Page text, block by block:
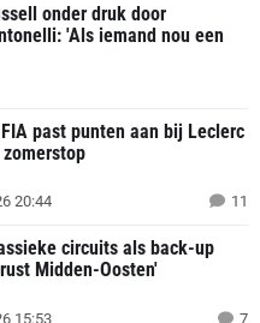
onder druk door
'Als iemand nou een
past punten aan bij Leclerc
20:44 11
circuits als back-up
Midden-Oosten'
15:53 7